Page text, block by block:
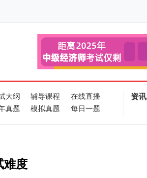
大纲 辅导课程
在线直播
真题 模拟真题 每日一题
资讯
难度